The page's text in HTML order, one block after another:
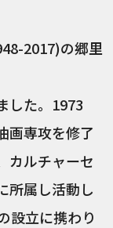
2017)の郷里
した。1973
画専攻を修了
カルチャーセ
所属し活動し
設立に携わり